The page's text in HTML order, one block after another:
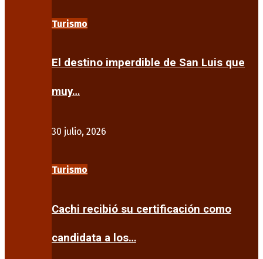
Turismo
El destino imperdible de San Luis que
muy…
30 julio, 2026
Turismo
Cachi recibió su certificación como
candidata a los…